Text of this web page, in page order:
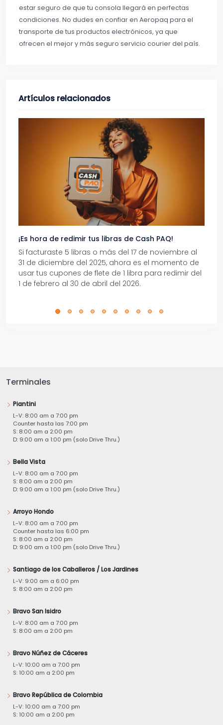
estar seguro de que tu consola llegará en perfectas
condiciones. No dudes en confiar en Aeropaq para el
transporte de tus productos electrónicos, ya que
ofrecen el mejor y más seguro servicio courier del país.
Artículos relacionados
¡Es hora de redimir tus libras de Cash PAQ!
Si facturaste 5 libras o más del 17 de noviembre al
31 de diciembre del 2025, ahora es el momento de
usar tus cupones de flete de 1 libra para redimir del
1 de febrero al 30 de abril del 2026.
Terminales
Piantini
L-V: 8:00 am a 7:00 pm
Counter hasta las 7:00 pm
S: 8:00 am a 2:00 pm
D: 9:00 am a 1:00 pm (solo Drive Thru.)
Bella Vista
L-V: 8:00 am a 7:00 pm
S: 8:00 am a 2:00 pm
D: 9:00 am a 1:00 pm (solo Drive Thru.)
Arroyo Hondo
L-V: 8:00 am a 7:00 pm
Counter hasta las 6:00 pm
S: 8:00 am a 2:00 pm
D: 9:00 am a 1:00 pm (solo Drive Thru.)
Santiago de los Caballeros / Los Jardines
L-V: 9:00 am a 6:00 pm
S: 8:00 am a 2:00 pm
Bravo San Isidro
L-V: 8:00 am a 7:00 pm
S: 8:00 am a 2:00 pm
Bravo Núñez de Cáceres
L-V: 10:00 am a 7:00 pm
S: 10:00 am a 2:00 pm
Bravo República de Colombia
L-V: 10:00 am a 7:00 pm
S: 10:00 am a 2:00 pm